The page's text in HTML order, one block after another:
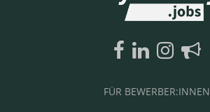
FÜR BEWERBER:INNEN